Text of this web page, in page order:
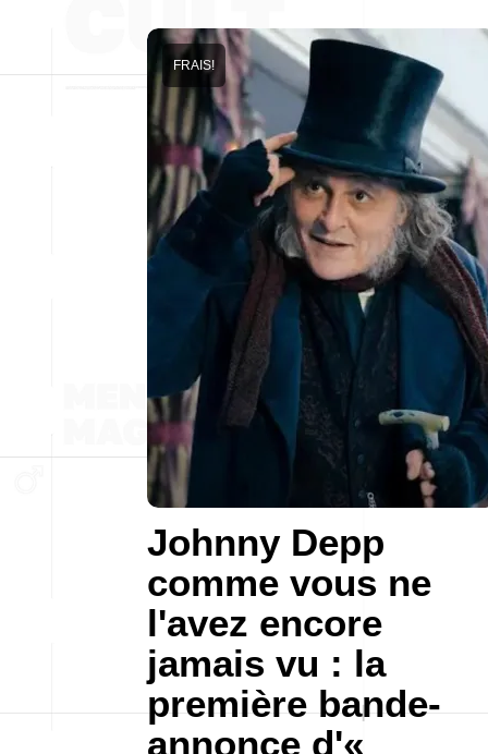
Johnny Depp
comme vous ne
l'avez encore
jamais vu : la
première bande-
annonce d'«
FRAIS!